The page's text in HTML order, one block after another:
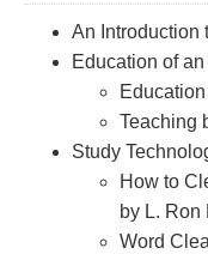
An Introduction
Education of
Teaching
Study
How to
by L. Ron
Word